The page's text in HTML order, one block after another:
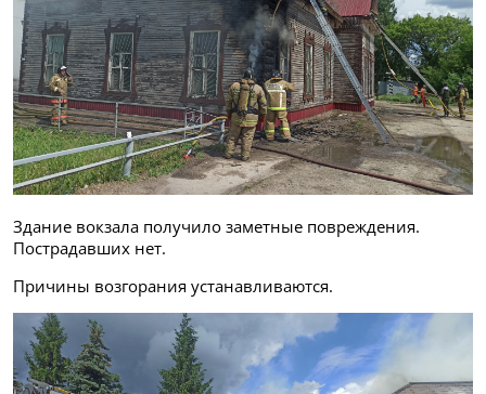
Здание вокзала получило заметные повреждения.
Пострадавших нет.
Причины возгорания устанавливаются.